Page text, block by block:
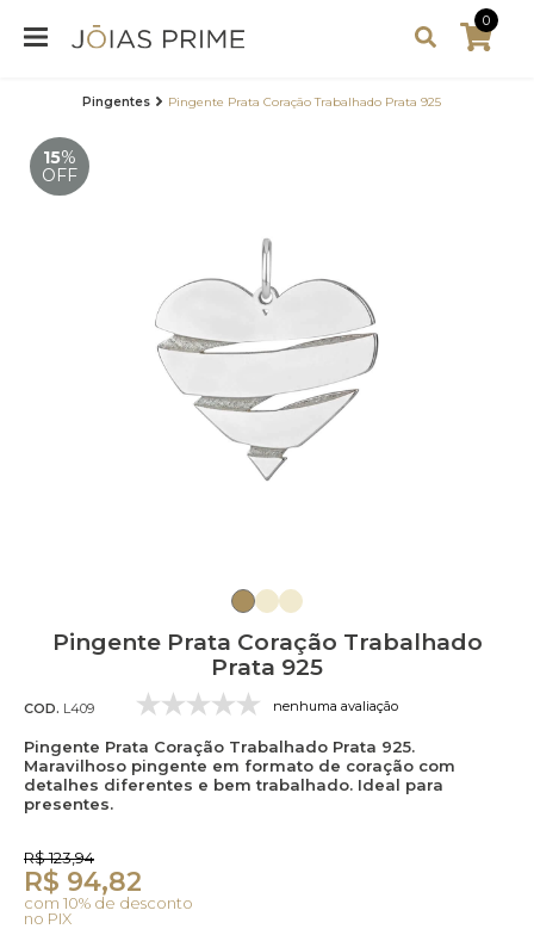
0
Pingentes Pingente Prata Coração Trabalhado Prata 925
15%
OFF
Pingente Prata Coração Trabalhado
Prata 925
COD. L409 nenhuma avaliação
Pingente Prata Coração Trabalhado Prata 925.
Maravilhoso pingente em formato de coração com
detalhes diferentes e bem trabalhado. Ideal para
presentes.
R$ 123,94
R$ 94,82
com 10% de desconto
no PIX